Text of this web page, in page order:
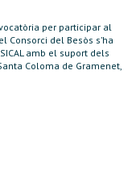
per participar al
Consorci del Besòs s’ha
amb el suport dels
Coloma de Gramenet,